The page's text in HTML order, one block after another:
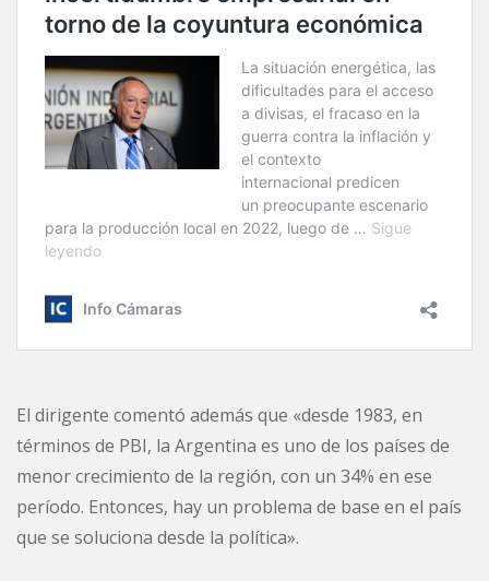
El dirigente comentó además que «desde 1983, en
términos de PBI, la Argentina es uno de los países de
menor crecimiento de la región, con un 34% en ese
período. Entonces, hay un problema de base en el país
que se soluciona desde la política».